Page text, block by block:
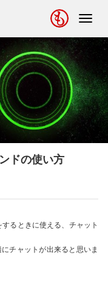
ドの使い方
るときに使える、チャット
チャットが出来ると思いま